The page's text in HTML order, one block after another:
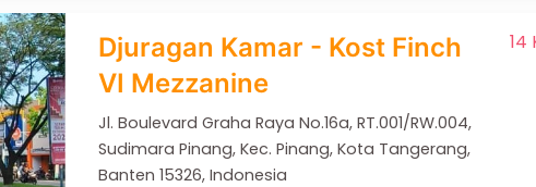
Djuragan Kamar - Kost Finch
VI Mezzanine
Jl. Boulevard Graha Raya No.16a, RT.001/RW.004,
Sudimara Pinang, Kec. Pinang, Kota Tangerang,
Banten 15326, Indonesia
14